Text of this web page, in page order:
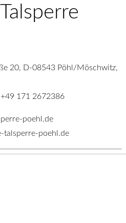
20, D-08543 Pöhl/Möschwitz,
171 2672386
poehl.de
talsperre-poehl.de